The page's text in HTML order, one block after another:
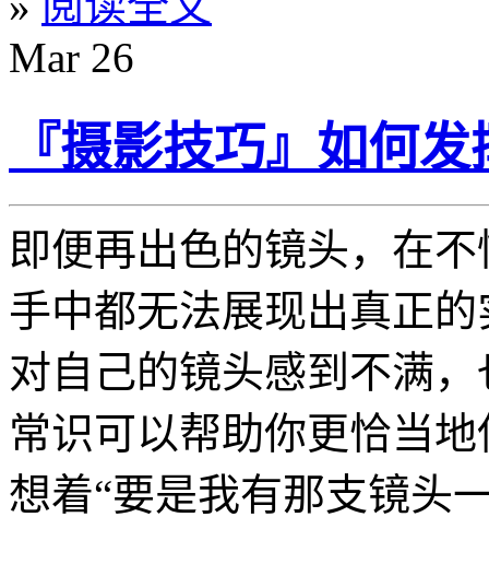
Mar 26
『摄影技巧』如何
即便再出色的镜头，在
手中都无法展现出真正
对自己的镜头感到不满
常识可以帮助你更恰当
想着“要是我有那支镜头